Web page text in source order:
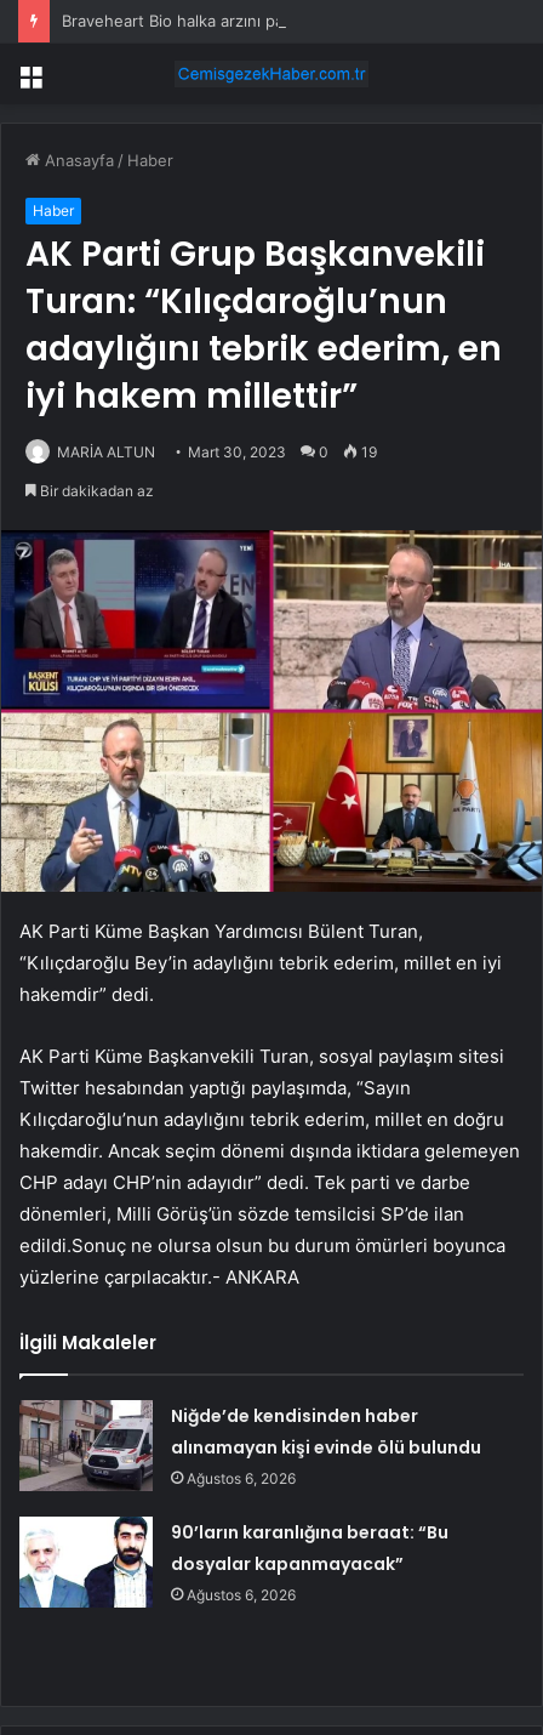
Menü
Anasayfa / Haber
Haber
AK Parti Grup Başkanvekili
Turan: “Kılıçdaroğlu’nun
adaylığını tebrik ederim, en
iyi hakem millettir”
MARİA ALTUN Mart 30, 2023 0 19
Bir dakikadan az
AK Parti Küme Başkan Yardımcısı Bülent Turan,
“Kılıçdaroğlu Bey’in adaylığını tebrik ederim, millet en iyi
hakemdir” dedi.
AK Parti Küme Başkanvekili Turan, sosyal paylaşım sitesi
Twitter hesabından yaptığı paylaşımda, “Sayın
Kılıçdaroğlu’nun adaylığını tebrik ederim, millet en doğru
hakemdir. Ancak seçim dönemi dışında iktidara gelemeyen
CHP adayı CHP’nin adayıdır” dedi. Tek parti ve darbe
dönemleri, Milli Görüş’ün sözde temsilcisi SP’de ilan
edildi.Sonuç ne olursa olsun bu durum ömürleri boyunca
yüzlerine çarpılacaktır.- ANKARA
İlgili Makaleler
Niğde’de kendisinden haber
alınamayan kişi evinde ölü bulundu
Ağustos 6, 2026
90’ların karanlığına beraat: “Bu
dosyalar kapanmayacak”
Ağustos 6, 2026